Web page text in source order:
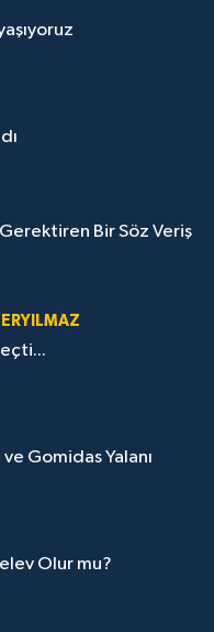
Bir Söz Veriş
Gomidas Yalanı
Olur mu?